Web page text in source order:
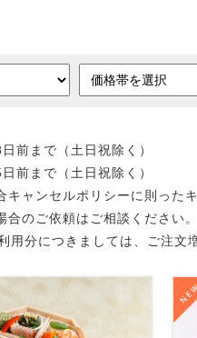
前まで（土日祝除く）
前まで（土日祝除く）
ャンセルポリシーに則った
のご依頼はご相談ください。
用分につきましては、ご注文